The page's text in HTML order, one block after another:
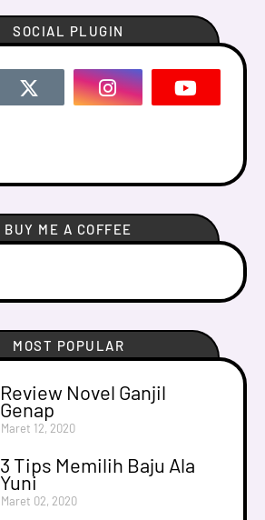
SOCIAL PLUGIN
BUY ME A COFFEE
MOST POPULAR
Review Novel Ganjil
Genap
Maret 12, 2020
3 Tips Memilih Baju Ala
Yuni
Maret 02, 2020